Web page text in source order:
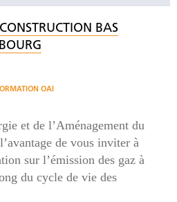
BAS
OAI
et de l’Aménagement du
de vous inviter à
sur l’émission des gaz à
du cycle de vie des